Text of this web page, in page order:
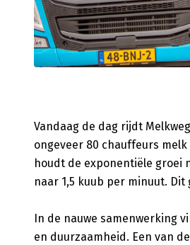
Vandaag de dag rijdt
ongeveer 80 chauffeurs
houdt de exponentiële groei
naar 1,5 kuub per minuut.
In de nauwe samenwerking
en duurzaamheid. Een van